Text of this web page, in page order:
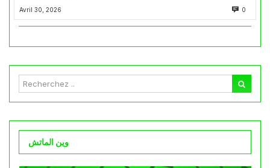
Avril 30, 2026 0
وين الماتش